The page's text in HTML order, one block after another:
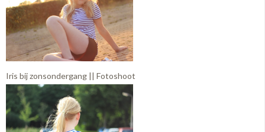
Iris bij zonsondergang || Fotoshoot